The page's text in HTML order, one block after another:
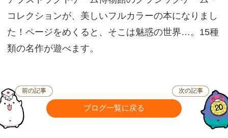
コレクションが、美しいフルカラーの本になりまし
た！ページをめくると、そこは魅惑の世界…。15種
類の名作が遊べます。
前の記事
ブログ一覧に戻る
次の記事